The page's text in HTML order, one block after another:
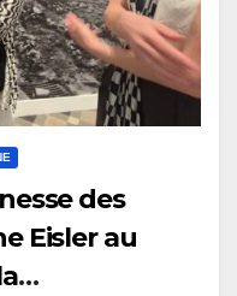
des
Eisler au